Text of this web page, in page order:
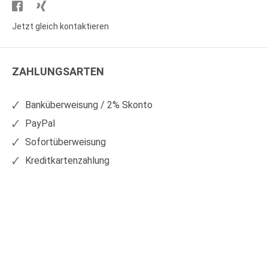
Besuchen
Sie
auf
Sie
auf
Jetzt gleich kontaktieren
ZAHLUNGSARTEN
Banküberweisung / 2% Skonto
PayPal
Sofortüberweisung
Kreditkartenzahlung